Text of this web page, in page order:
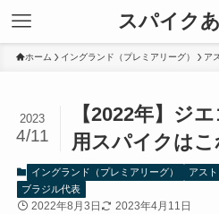
スパイク
ホーム イングランド（プレミアリーグ） ア
【2022年】ジ
用スパイクはこ
2023
4/11
イングランド（プレミアリーグ） アス
ブラジル代表
2022年8月3日 2023年4月11日